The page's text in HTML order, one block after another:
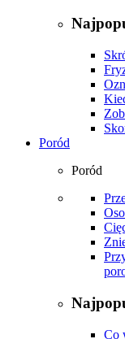
Poród
Poród
Co